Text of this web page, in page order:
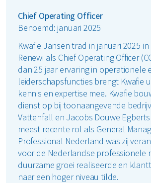
Chief Operating Officer
Benoemd: januari 2025
Kwafie Jansen trad in januari 2025
Renewi als Chief Operating Officer
dan 25 jaar ervaring in operationele
leiderschapsfuncties brengt Kwafie
kennis en expertise mee. Kwafie
dienst op bij toonaangevende
Vattenfall en Jacobs Douwe
meest recente rol als General
Professional Nederland was zij
voor de Nederlandse professionele
duurzame groei realiseerde en
naar een hoger niveau tilde.